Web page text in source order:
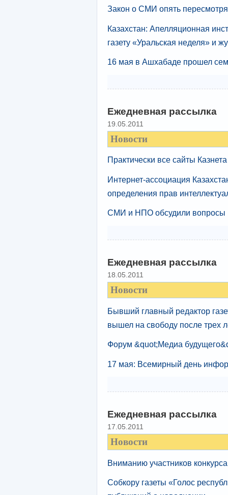
Закон о СМИ опять
Казахстан: Апелляционная
газету «Уральская неделя» и
16 мая в Ашхабаде прошел
Ежедневная рассылка
19.05.2011
Новости
Практически все сайты
Интернет-ассоциация
определения прав
СМИ и НПО обсудили вопросы
Ежедневная рассылка
18.05.2011
Новости
Бывший главный редактор
вышел на свободу после трех
Форум &quot;Медиа
17 мая: Всемирный день
Ежедневная рассылка
17.05.2011
Новости
Вниманию участников
Собкору газеты «Голос